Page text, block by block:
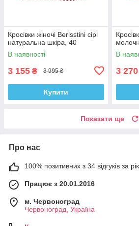
Кросівки жіночі Berisstini сірі
натуральна шкіра, 40
В наявності
3 155 ₴ 3 995 ₴
Купити
В
3 270
Показати ще
Про нас
100% позитивних з 34 відгуків за рік
Працює з 20.01.2016
м. Червоноград
Червоноград, Україна